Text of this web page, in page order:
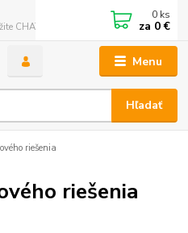
Menu
Hľadať
CHATBOX
0 ks
za 0 €
riešenia
riešenia